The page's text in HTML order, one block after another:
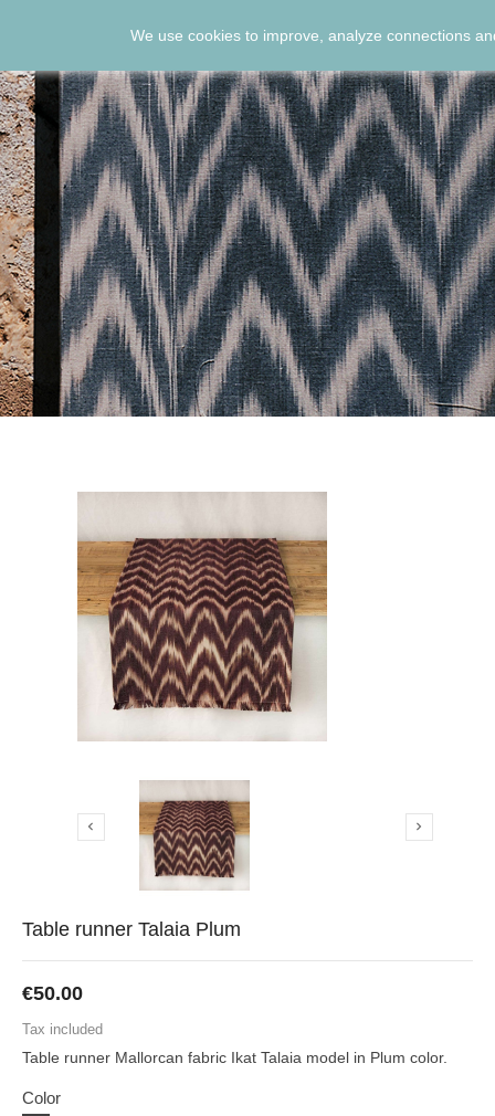
We use cookies to improve, analyze connections
 
Table runner Talaia Plum
€50.00
Tax included
Table runner Mallorcan fabric Ikat Talaia model in Plum color.
Color